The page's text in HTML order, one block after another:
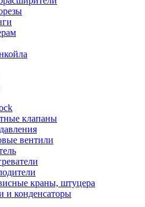
клапаны
вентили
краны, штуцера
и конденсаторы